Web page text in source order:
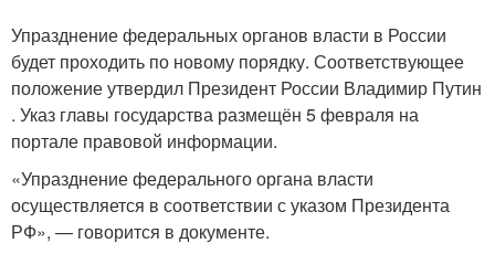
Упразднение федеральных органов власти в России
будет проходить по новому порядку. Соответствующее
положение утвердил Президент России Владимир Путин
. Указ главы государства размещён 5 февраля на
портале правовой информации.
«Упразднение федерального органа власти
осуществляется в соответствии с указом Президента
РФ», — говорится в документе.